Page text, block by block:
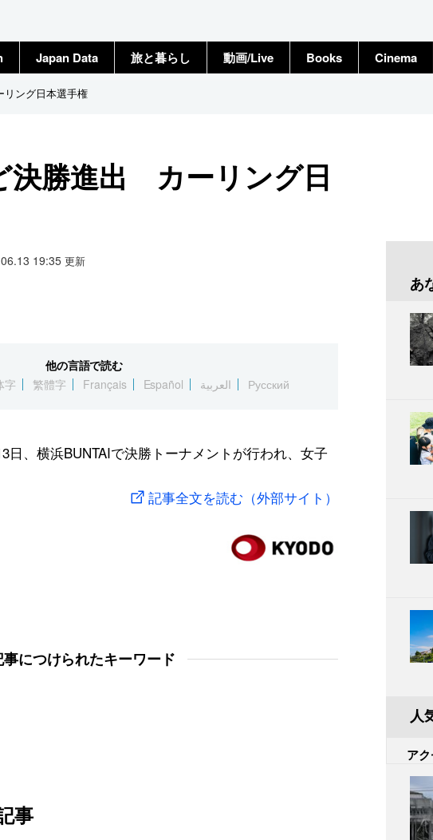
Japan Data 旅と暮らし 動画/Live Books Cinema
ング日本選手権
決勝進出 カーリング日
19:35 更新
他の言語で読む
字 繁體字 Français Español العربية Русский
日、横浜BUNTAIで決勝トーナメントが行われ、女子
記事全文を読む（外部サイト）
事につけられたキーワード
事
あ
人
ア